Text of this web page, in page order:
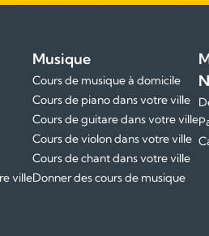
ville
Musique
Cours de musique à domicile
Cours de piano dans votre ville
Cours de guitare dans votre ville
Cours de violon dans votre ville
Cours de chant dans votre ville
Donner des cours de musique